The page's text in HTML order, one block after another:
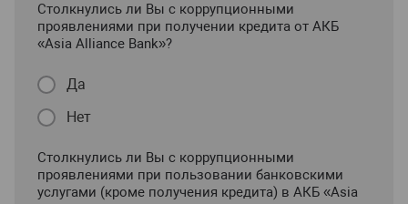
Столкнулись ли Вы с коррупционными
проявлениями при получении кредита от АКБ
«Asia Alliance Bank»?
Да
Нет
Столкнулись ли Вы с коррупционными
проявлениями при пользовании банковскими
услугами (кроме получения кредита) в АКБ «Asia